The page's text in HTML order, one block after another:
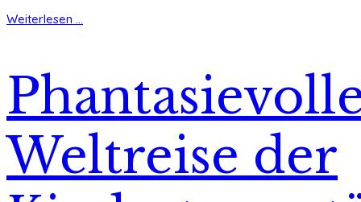
Weiterlesen ...
Weltreise der